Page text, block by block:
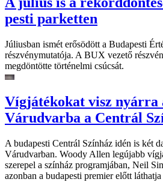
pesti parketten
Júliusban ismét erősödött a Budapesti
részvénymutatója. A BUX vezető
megdöntötte történelmi csúcsát.
Vígjátékokat visz nyárra
Várudvarba a Centrál
A budapesti Centrál Színház idén is két
Várudvarban. Woody Allen legújabb
szerepel a színház programjában, Neil
azonban a budapesti premier előtt